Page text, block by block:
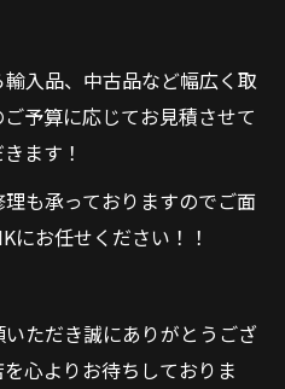
入品、中古品など幅広く取
予算に応じてお見積させて
ます！
も承っておりますのでご面
にお任せください！！
ただき誠にありがとうござ
心よりお待ちしておりま